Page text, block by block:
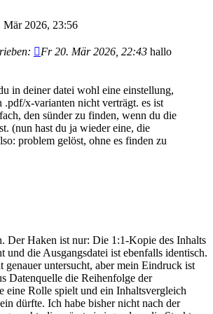
Mär 2026, 23:56
Fr 20. Mär 2026, 22:43 hallo
in deiner datei wohl eine einstellung,
.pdf/x-varianten nicht verträgt. es ist
den sünder zu finden, wenn du die
(nun hast du ja wieder eine, die
problem gelöst, ohne es finden zu
Der Haken ist nur: Die 1:1-Kopie des Inhalts
und die Ausgangsdatei ist ebenfalls identisch.
genauer untersucht, aber mein Eindruck ist
Datenquelle die Reihenfolge der
eine Rolle spielt und ein Inhaltsvergleich
dürfte. Ich habe bisher nicht nach der